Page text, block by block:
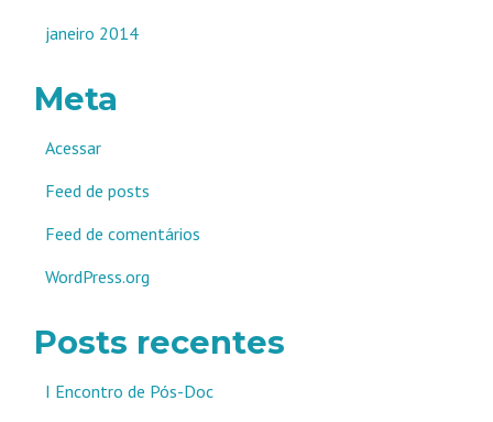
janeiro 2014
Meta
Acessar
Feed de posts
Feed de comentários
WordPress.org
Posts recentes
I Encontro de Pós-Doc